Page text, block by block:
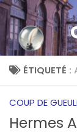
Skip to
ÉTIQUETÉ :
COUP DE
Hermes